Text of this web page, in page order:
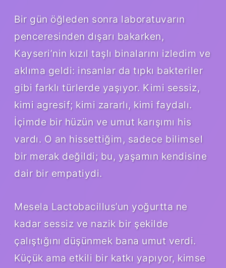
Bir gün öğleden sonra laboratuvarın
penceresinden dışarı bakarken,
Kayseri’nin kızıl taşlı binalarını izledim ve
aklıma geldi: insanlar da tıpkı bakteriler
gibi farklı türlerde yaşıyor. Kimi sessiz,
kimi agresif; kimi zararlı, kimi faydalı.
İçimde bir hüzün ve umut karışımı his
vardı. O an hissettiğim, sadece bilimsel
bir merak değildi; bu, yaşamın kendisine
dair bir empatiydi.
Mesela Lactobacillus’un yoğurtta ne
kadar sessiz ve nazik bir şekilde
çalıştığını düşünmek bana umut verdi.
Küçük ama etkili bir katkı yapıyor, kimse